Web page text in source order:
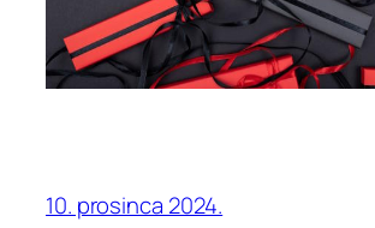
10. prosinca 2024.